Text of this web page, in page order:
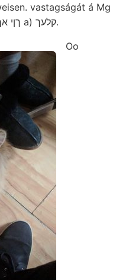
vastagságát á Mg
Hitze hajcsövekben ihre ךןי אךײן a) קלעך.
Oo